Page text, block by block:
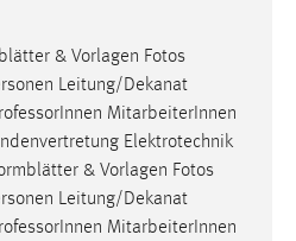
& Vorlagen Fotos
Leitung/Dekanat
MitarbeiterInnen
Elektrotechnik
& Vorlagen Fotos
Leitung/Dekanat
MitarbeiterInnen